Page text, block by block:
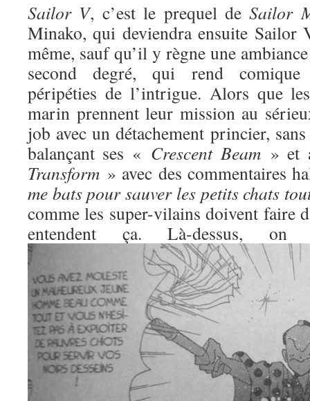
Sailor V, c’est le prequel deSailor
Minako, qui deviendra ensuite Sailor
même, sauf qu’il y règne une
second degré, qui rend comique
péripéties de l’intrigue. Alors que
marin prennent leur mission au
job avec un détachement princier,
balançant ses « Crescent Beam» et
Transform » avec des commentaires
me bats pour sauver les petits chats
comme les super-vilains doivent faire
entendent ça. Là-dessus,